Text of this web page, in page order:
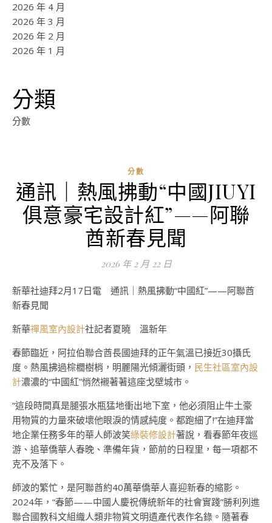
2026 年 4 月
2026 年 3 月
2026 年 2 月
2026 年 1 月
分類
分數
分數
通訊｜熱風拂動“中國JIUYI
俱意豪宅設計紅”——阿聯
酋新春見聞
2026 年 2 月 22 日
新華社迪拜2月17日電 通訊｜熱風拂動“中國紅”——阿聯酋
新春見聞
新華禪風室內設計社記者夏曉 溫新年
春節臨近，阿拉伯聯合酋長國迪拜的正午氣溫已接近30攝氏
度。熱風拂過棕櫚樹梢，明麗陽光傾灑街頭， 民生社區室內設
計濃濃的“中國紅”悄然襯著著這座戈壁城市。
“這段時間真是腿張水瓶猛地衝出地下室，他必須阻止牛土豪
用物質的力量來破壞他眼淚的情感純度。都跑細了!”在迪拜當
地企業任務多年的華人師波笑綠裝修設計著說，看春節年夜巡
游、追華僑華人春晚、準備年貨，節前的日程里，每一項都不
克不及落下。
師波的繁忙，是阿聯酋約40萬華僑華人喜迎新春的縮影。
2024年，“春節——中國人慶祝傳統新年的社會實踐”勝利列進
聯合國教科文組織人類非物質文明遺產代表作名錄。隨著春